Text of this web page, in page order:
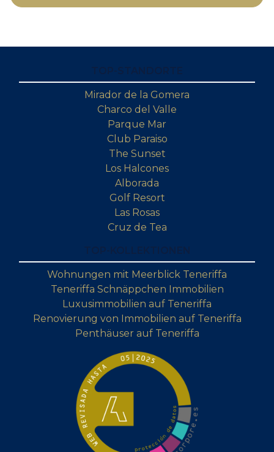
Mirador de la Gomera
Charco del Valle
Parque Mar
Club Paraiso
The Sunset
Los Halcones
Alborada
Golf Resort
Las Rosas
Cruz de Tea
Wohnungen mit Meerblick Teneriffa
Teneriffa Schnäppchen Immobilien
Luxusimmobilien auf Teneriffa
Renovierung von Immobilien auf Teneriffa
Penthäuser auf Teneriffa